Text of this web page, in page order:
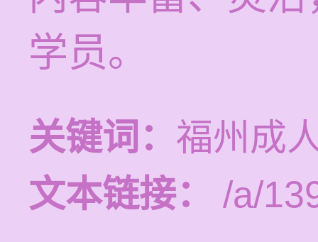
学员。
关键词： 福州成
文本链接：
/a/